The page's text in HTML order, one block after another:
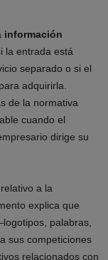
información
la entrada está
separado o si el
adquirirla.
de la normativa
cuando el
dirige su
a la
explica que
palabras,
sus competiciones
relacionados con